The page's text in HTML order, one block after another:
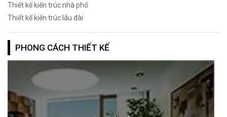
Thiết kế kiến trúc nhà phố
Thiết kế kiến trúc lâu đài
PHONG CÁCH THIẾT KẾ